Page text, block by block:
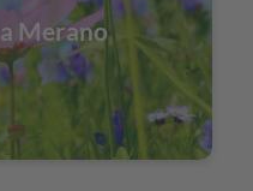
Merano